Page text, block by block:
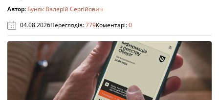
Автор: Буняк Валерій Сергійович
04.08.2026Переглядів:779Коментарі:0